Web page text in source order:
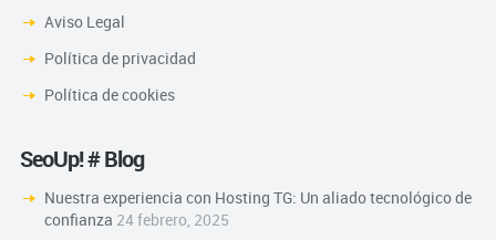
Aviso Legal
Política de privacidad
Política de cookies
SeoUp! # Blog
Nuestra experiencia con Hosting TG: Un aliado tecnológico de
confianza 24 febrero, 2025